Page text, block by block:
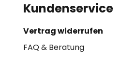
Kundenservice
Vertrag widerrufen
FAQ & Beratung